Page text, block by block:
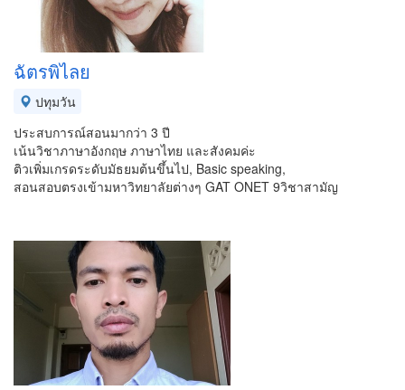
ฉัตรพิไลย
ปทุมวัน
ประสบการณ์สอนมากว่า 3 ปี
เน้นวิชาภาษาอังกฤษ ภาษาไทย และสังคมค่ะ
ติวเพิ่มเกรดระดับมัธยมต้นขึ้นไป, Basic speaking,
สอนสอบตรงเข้ามหาวิทยาลัยต่างๆ GAT ONET 9วิชาสามัญ